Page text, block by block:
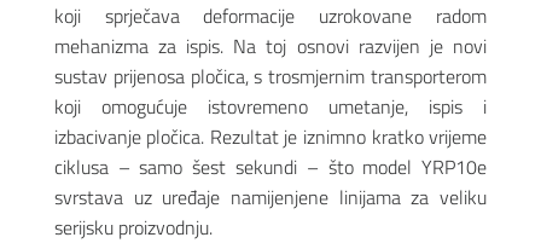
koji sprječava deformacije uzrokovane radom
mehanizma za ispis. Na toj osnovi razvijen je novi
sustav prijenosa pločica, s trosmjernim transporterom
koji omogućuje istovremeno umetanje, ispis i
izbacivanje pločica. Rezultat je iznimno kratko vrijeme
ciklusa – samo šest sekundi – što model YRP10e
svrstava uz uređaje namijenjene linijama za veliku
serijsku proizvodnju.